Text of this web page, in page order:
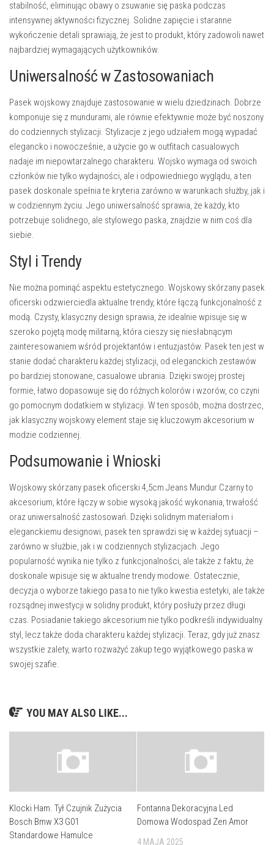
stabilność, eliminując obawy o zsuwanie się paska podczas
intensywnej aktywności fizycznej. Solidne zapięcie i staranne
wykończenie detali sprawiają, że jest to produkt, który zadowoli nawet
najbardziej wymagających użytkowników.
Uniwersalność w Zastosowaniach
Pasek wojskowy znajduje zastosowanie w wielu dziedzinach. Dobrze
komponuje się z mundurami, ale równie efektywnie może być noszony
do codziennych stylizacji. Stylizacje z jego udziałem mogą wypadać
elegancko i nowocześnie, a użycie go w outfitach casualowych
nadaje im niepowtarzalnego charakteru. Wojsko wymaga od swoich
członków nie tylko wydajności, ale i odpowiedniego wyglądu, a ten
pasek doskonale spełnia te kryteria zarówno w warunkach służby, jak i
w codziennym życiu. Jego uniwersalność sprawia, że każdy, kto
potrzebuje solidnego, ale stylowego paska, znajdzie w nim coś dla
siebie.
Styl i Trendy
Nie można pominąć aspektu estetycznego. Wojskowy skórzany pasek
oficerski odzwierciedla aktualne trendy, które łączą funkcjonalność z
modą. Czysty, klasyczny design sprawia, że idealnie wpisuje się w
szeroko pojętą modę militarną, która cieszy się niesłabnącym
zainteresowaniem wśród projektantów i entuzjastów. Pasek ten jest w
stanie dodać charakteru każdej stylizacji, od eleganckich zestawów
po bardziej stonowane, casualowe ubrania. Dzięki swojej prostej
formie, łatwo dopasowuje się do różnych kolorów i wzorów, co czyni
go pomocnym dodatkiem w stylizacji. W ten sposób, można dostrzec,
jak klasyczny wojskowy element staje się kluczowym akcesorium w
modzie codziennej.
Podsumowanie i Wnioski
Wojskowy skórzany pasek oficerski 4,5cm Jeans Mundur Czarny to
akcesorium, które łączy w sobie wysoką jakość wykonania, trwałość
oraz uniwersalność zastosowań. Dzięki solidnym materiałom i
eleganckiemu designowi, pasek ten sprawdzi się w każdej sytuacji –
zarówno w służbie, jak i w codziennych stylizacjach. Jego
popularność wynika nie tylko z funkcjonalności, ale także z faktu, że
doskonale wpisuje się w aktualne trendy modowe. Ostatecznie,
decyzja o wyborze takiego pasa to nie tylko kwestia estetyki, ale także
rozsądnej inwestycji w solidny produkt, który posłuży przez długi
czas. Posiadanie takiego akcesorium nie tylko podkreśli indywidualny
styl, lecz także doda charakteru każdej stylizacji. Teraz, gdy już znasz
wszystkie zalety, warto rozważyć zakup tego wyjątkowego paska w
swojej szafie.
YOU MAY ALSO LIKE...
Klocki Ham. Tył Czujnik Zużycia
Bosch Bmw X3 G01
Standardowe Hamulce
Fontanna Dekoracyjna Led
Domowa Wodospad Zen Amor
4 MAJA 2025